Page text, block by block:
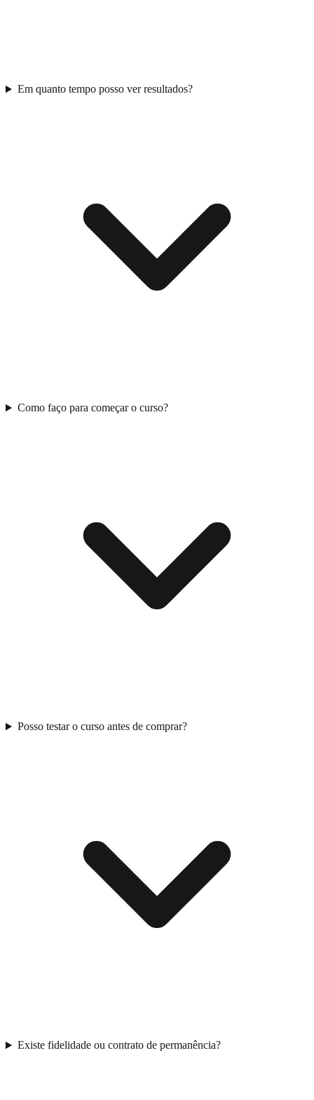
Em quanto tempo posso ver resultados?
Como faço para começar o curso?
Posso testar o curso antes de comprar?
Existe fidelidade ou contrato de permanência?